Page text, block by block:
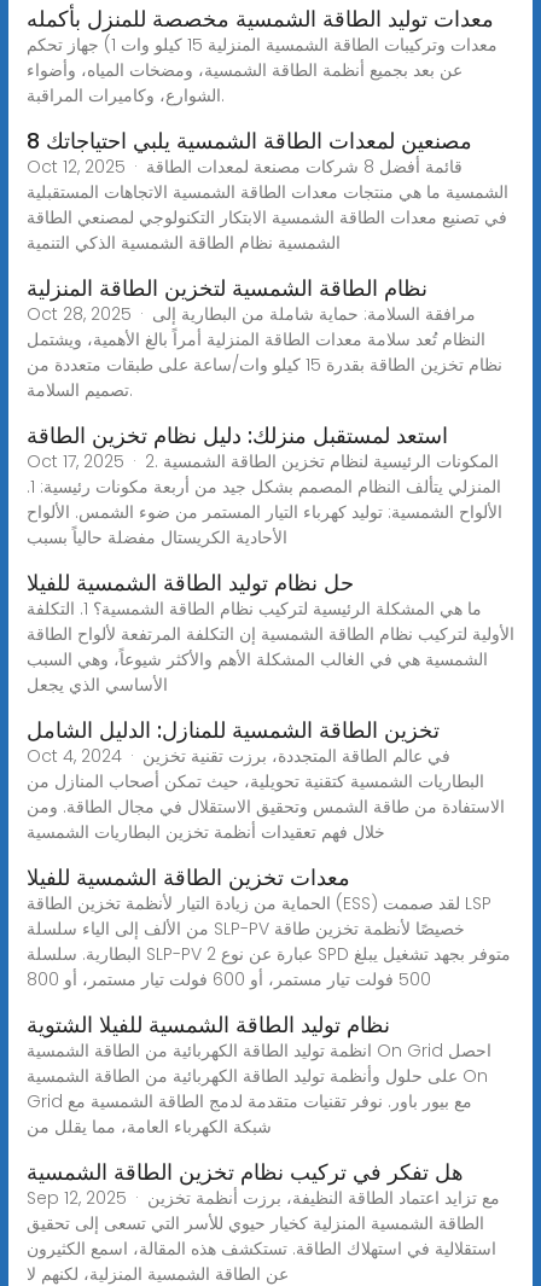
معدات توليد الطاقة الشمسية مخصصة للمنزل بأكمله
معدات وتركيبات الطاقة الشمسية المنزلية 15 كيلو وات 1) جهاز تحكم
عن بعد بجميع أنظمة الطاقة الشمسية، ومضخات المياه، وأضواء
الشوارع، وكاميرات المراقبة.
8 مصنعين لمعدات الطاقة الشمسية يلبي احتياجاتك
Oct 12, 2025 · قائمة أفضل 8 شركات مصنعة لمعدات الطاقة
الشمسية ما هي منتجات معدات الطاقة الشمسية الاتجاهات المستقبلية
في تصنيع معدات الطاقة الشمسية الابتكار التكنولوجي لمصنعي الطاقة
الشمسية نظام الطاقة الشمسية الذكي التنمية
نظام الطاقة الشمسية لتخزين الطاقة المنزلية
Oct 28, 2025 · مرافقة السلامة: حماية شاملة من البطارية إلى
النظام تُعد سلامة معدات الطاقة المنزلية أمراً بالغ الأهمية، ويشتمل
نظام تخزين الطاقة بقدرة 15 كيلو وات/ساعة على طبقات متعددة من
تصميم السلامة.
استعد لمستقبل منزلك: دليل نظام تخزين الطاقة
Oct 17, 2025 · 2. المكونات الرئيسية لنظام تخزين الطاقة الشمسية
المنزلي يتألف النظام المصمم بشكل جيد من أربعة مكونات رئيسية: 1.
الألواح الشمسية: توليد كهرباء التيار المستمر من ضوء الشمس. الألواح
الأحادية الكريستال مفضلة حالياً بسبب
حل نظام توليد الطاقة الشمسية للفيلا
ما هي المشكلة الرئيسية لتركيب نظام الطاقة الشمسية؟ 1. التكلفة
الأولية لتركيب نظام الطاقة الشمسية إن التكلفة المرتفعة لألواح الطاقة
الشمسية هي في الغالب المشكلة الأهم والأكثر شيوعاً، وهي السبب
الأساسي الذي يجعل
تخزين الطاقة الشمسية للمنازل: الدليل الشامل
Oct 4, 2024 · في عالم الطاقة المتجددة، برزت تقنية تخزين
البطاريات الشمسية كتقنية تحويلية، حيث تمكن أصحاب المنازل من
الاستفادة من طاقة الشمس وتحقيق الاستقلال في مجال الطاقة. ومن
خلال فهم تعقيدات أنظمة تخزين البطاريات الشمسية
معدات تخزين الطاقة الشمسية للفيلا
الحماية من زيادة التيار لأنظمة تخزين الطاقة (ESS) لقد صممت LSP
من الألف إلى الياء سلسلة SLP-PV خصيصًا لأنظمة تخزين طاقة
البطارية. سلسلة SLP-PV عبارة عن نوع 2 SPD متوفر بجهد تشغيل يبلغ
500 فولت تيار مستمر، أو 600 فولت تيار مستمر، أو 800
نظام توليد الطاقة الشمسية للفيلا الشتوية
انظمة توليد الطاقة الكهربائية من الطاقة الشمسية On Grid احصل
على حلول وأنظمة توليد الطاقة الكهربائية من الطاقة الشمسية On
Grid مع بيور باور. نوفر تقنيات متقدمة لدمج الطاقة الشمسية مع
شبكة الكهرباء العامة، مما يقلل من
هل تفكر في تركيب نظام تخزين الطاقة الشمسية
Sep 12, 2025 · مع تزايد اعتماد الطاقة النظيفة، برزت أنظمة تخزين
الطاقة الشمسية المنزلية كخيار حيوي للأسر التي تسعى إلى تحقيق
استقلالية في استهلاك الطاقة. تستكشف هذه المقالة، اسمع الكثيرون
عن الطاقة الشمسية المنزلية، لكنهم لا